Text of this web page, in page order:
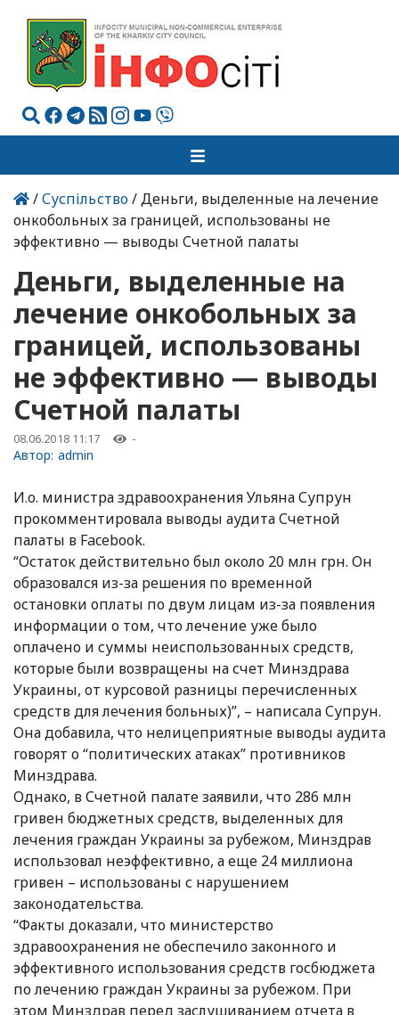
/Суспільство/ Деньги, выделенные на лечение
онкобольных за границей, использованы не
эффективно — выводы Счетной палаты
Деньги, выделенные на
лечение онкобольных за
границей, использованы
не эффективно — выводы
Счетной палаты
08.06.2018 11:17 -
Автор: admin
И.о. министра здравоохранения Ульяна Супрун
прокомментировала выводы аудита Счетной
палаты в Facebook.
“Остаток действительно был около 20 млн грн. Он
образовался из-за решения по временной
остановки оплаты по двум лицам из-за появления
информации о том, что лечение уже было
оплачено и суммы неиспользованных средств,
которые были возвращены на счет Минздрава
Украины, от курсовой разницы перечисленных
средств для лечения больных)”, – написала Супрун.
Она добавила, что нелицеприятные выводы аудита
говорят о “политических атаках” противников
Минздрава.
Однако, в Счетной палате заявили, что 286 млн
гривен бюджетных средств, выделенных для
лечения граждан Украины за рубежом, Минздрав
использовал неэффективно, а еще 24 миллиона
гривен – использованы с нарушением
законодательства.
“Факты доказали, что министерство
здравоохранения не обеспечило законного и
эффективного использования средств госбюджета
по лечению граждан Украины за рубежом. При
этом Минздрав перед заслушиванием отчета в